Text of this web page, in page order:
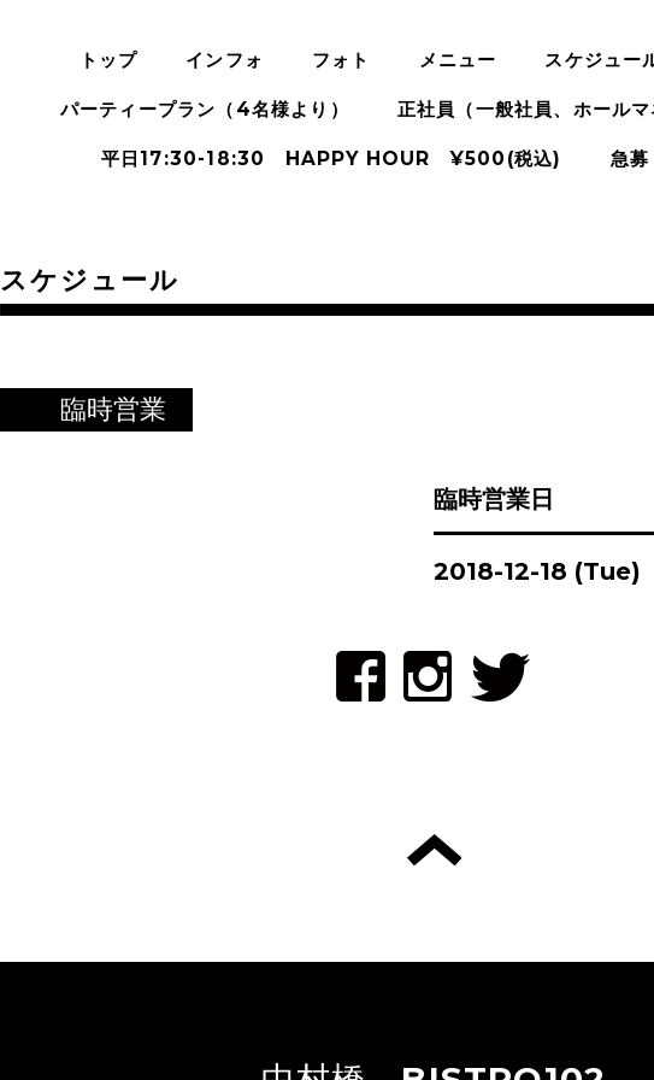
トップ インフォ フォト メニュー スケジュー
パーティープラン（4名様より） 正社員（一般社員、ホール
平日17:30-18:30 HAPPY HOUR ¥500(税込) 急
スケジュール
臨時営業
臨時営業日
2018-12-18 (Tue)